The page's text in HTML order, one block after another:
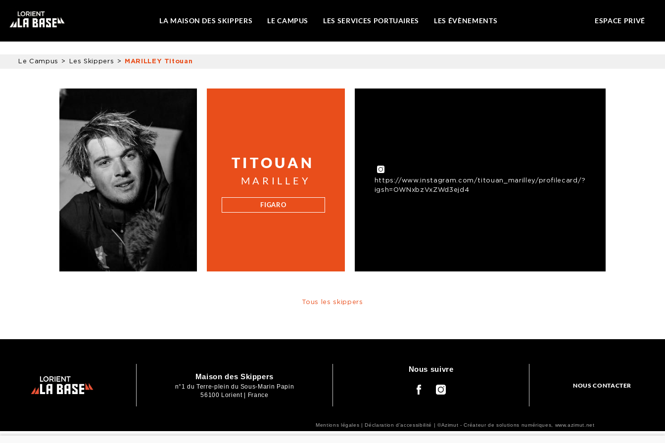
LA MAISON DES SKIPPERS LE CAMPUS LES SERVICES PORTUAIRES LES ÉVÈNEMENTS ESPACE PRIVÉ
Le Campus Les Skippers MARILLEY Titouan
TITOUAN
MARILLEY
FIGARO
https://www.instagram.com/titouan_marilley/profilecard/?
igsh=OWNxbzVxZWd3ejd4
Tous les skippers
Maison des Skippers
n°1 du Terre-plein du Sous-Marin Papin
56100 Lorient | France
Nous suivre
NOUS CONTACTER
Mentions légales |Déclaration d'accessibilité | ©Azimut - Créateur de solutions numériques, www.azimut.net